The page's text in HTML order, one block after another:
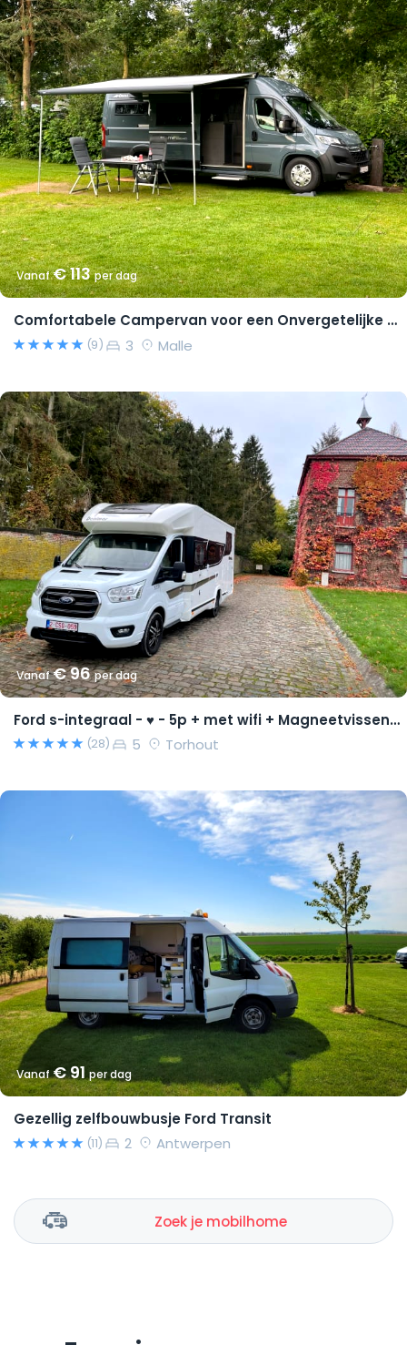
Vanaf€ 113per dag
Comfortabele Campervan voor een Onvergetelijke Reis!
(9) 3 Malle
Vanaf€ 96per dag
Ford s-integraal - ♥ - 5p + met wifi + Magneetvissen PRO pakket
(28) 5 Torhout
Vanaf€ 91per dag
Gezellig zelfbouwbusje Ford Transit
(11) 2 Antwerpen
Zoek je mobilhome